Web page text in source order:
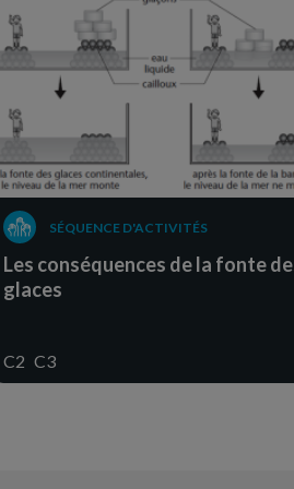
SÉQUENCE D'ACTIVITÉS
Les conséquences de la fonte
glaces
C2 C3